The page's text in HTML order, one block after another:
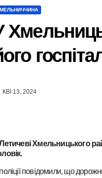
КВІ 13, 2024
Хмельницького
повідомили, що